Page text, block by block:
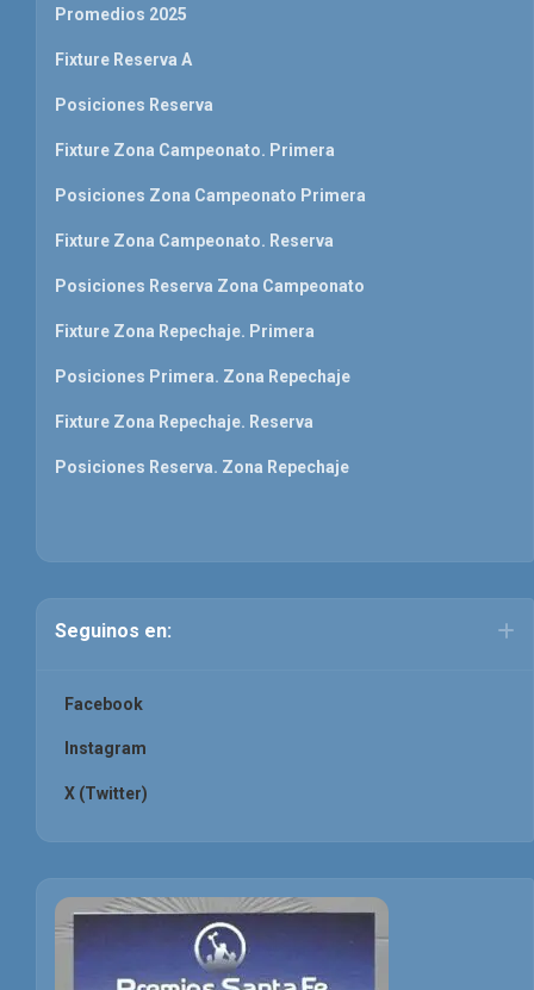
Promedios 2025
Fixture Reserva A
Posiciones Reserva
Fixture Zona Campeonato. Primera
Posiciones Zona Campeonato Primera
Fixture Zona Campeonato. Reserva
Posiciones Reserva Zona Campeonato
Fixture Zona Repechaje. Primera
Posiciones Primera. Zona Repechaje
Fixture Zona Repechaje. Reserva
Posiciones Reserva. Zona Repechaje
Seguinos en:
Facebook
Instagram
X (Twitter)